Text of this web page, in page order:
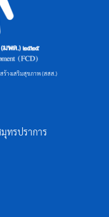
างเสริมสุขภาพ (สสส.)
ทรปราการ